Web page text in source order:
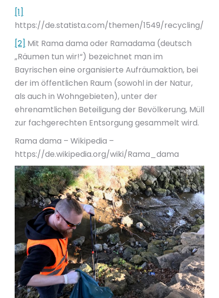
[1]
https://de.statista.com/themen/1549/recycling/
[2] Mit Rama dama oder Ramadama (deutsch
„Räumen tun wir!“) bezeichnet man im
Bayrischen eine organisierte Aufräumaktion, bei
der im öffentlichen Raum (sowohl in der Natur,
als auch in Wohngebieten), unter der
ehrenamtlichen Beteiligung der Bevölkerung, Müll
zur fachgerechten Entsorgung gesammelt wird.
Rama dama – Wikipedia –
https://de.wikipedia.org/wiki/Rama_dama